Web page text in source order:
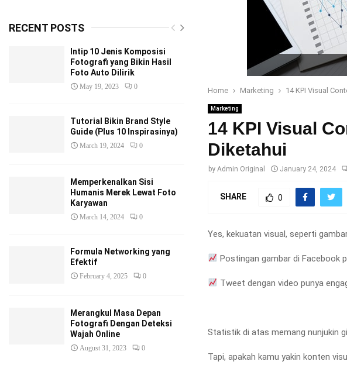
Home Marketing 14 KPI Visual
Marketing
14 KPI Visual
Diketahui
by Admin Original January 24, 2024
SHARE 0
Yes, kekuatan visual, seperti
Postingan gambar di Facebook
Tweet dengan video punya
Statistik di atas memang nunjukin
Tapi, apakah kamu yakin konten
RECENT POSTS
Intip 10 Jenis Komposisi
Fotografi yang Bikin Hasil
Foto Auto Dilirik
May 19, 2023 0
Tutorial Bikin Brand Style
Guide (Plus 10 Inspirasinya)
March 19, 2024 0
Memperkenalkan Sisi
Humanis Merek Lewat Foto
Karyawan
March 14, 2024 0
Formula Networking yang
Efektif
February 4, 2025 0
Merangkul Masa Depan
Fotografi Dengan Deteksi
Wajah Online
August 31, 2023 0